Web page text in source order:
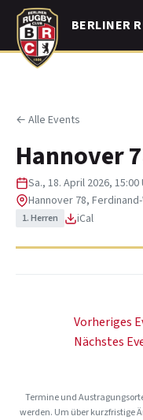
Skip
content
BERLINER
← Alle Events
Hannover
Sa., 18. April 2026, 15:00
Hannover 78,
1. Herren iCal
Vorheriges
Nächstes
Termine und
werden. Um über kurzfristige